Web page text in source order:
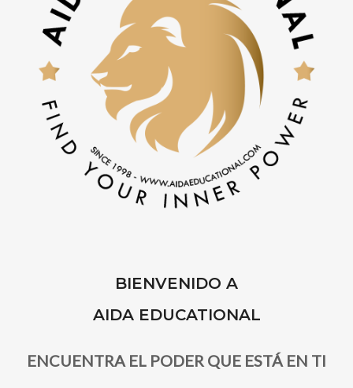
BIENVENIDO A
AIDA EDUCATIONAL
ENCUENTRA EL PODER QUE ESTÁ EN TI